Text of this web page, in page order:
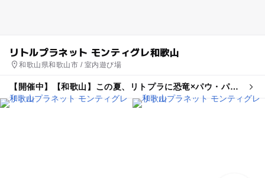
リトルプラネット モンティグレ和歌山
和歌山県和歌山市 / 室内遊び場
【開催中】【和歌山】この夏、リトプラに恐竜×パウ・パト
ロールがやってくる!